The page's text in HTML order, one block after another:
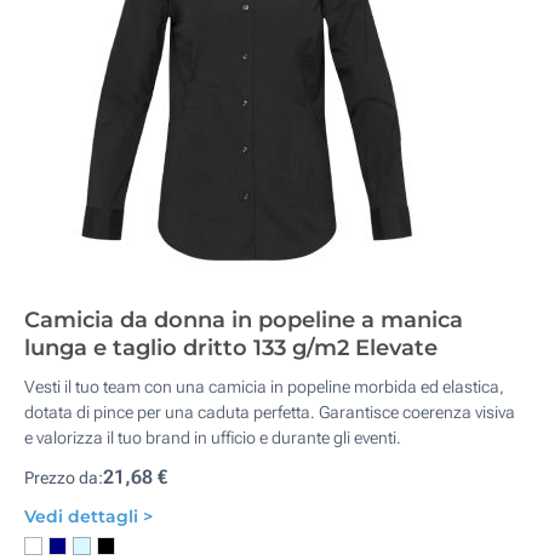
Camicia da donna in popeline a manica
lunga e taglio dritto 133 g/m2 Elevate
Vesti il tuo team con una camicia in popeline morbida ed elastica,
dotata di pince per una caduta perfetta. Garantisce coerenza visiva
e valorizza il tuo brand in ufficio e durante gli eventi.
Prezzo da:21,68 €
Vedi dettagli >